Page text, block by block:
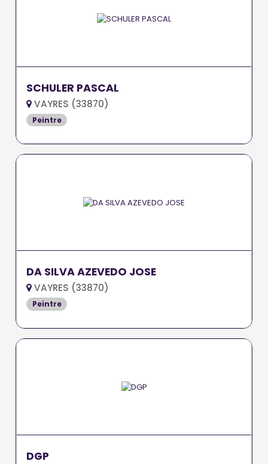
SCHULER PASCAL
VAYRES (33870)
Peintre
DA SILVA AZEVEDO JOSE
VAYRES (33870)
Peintre
DGP